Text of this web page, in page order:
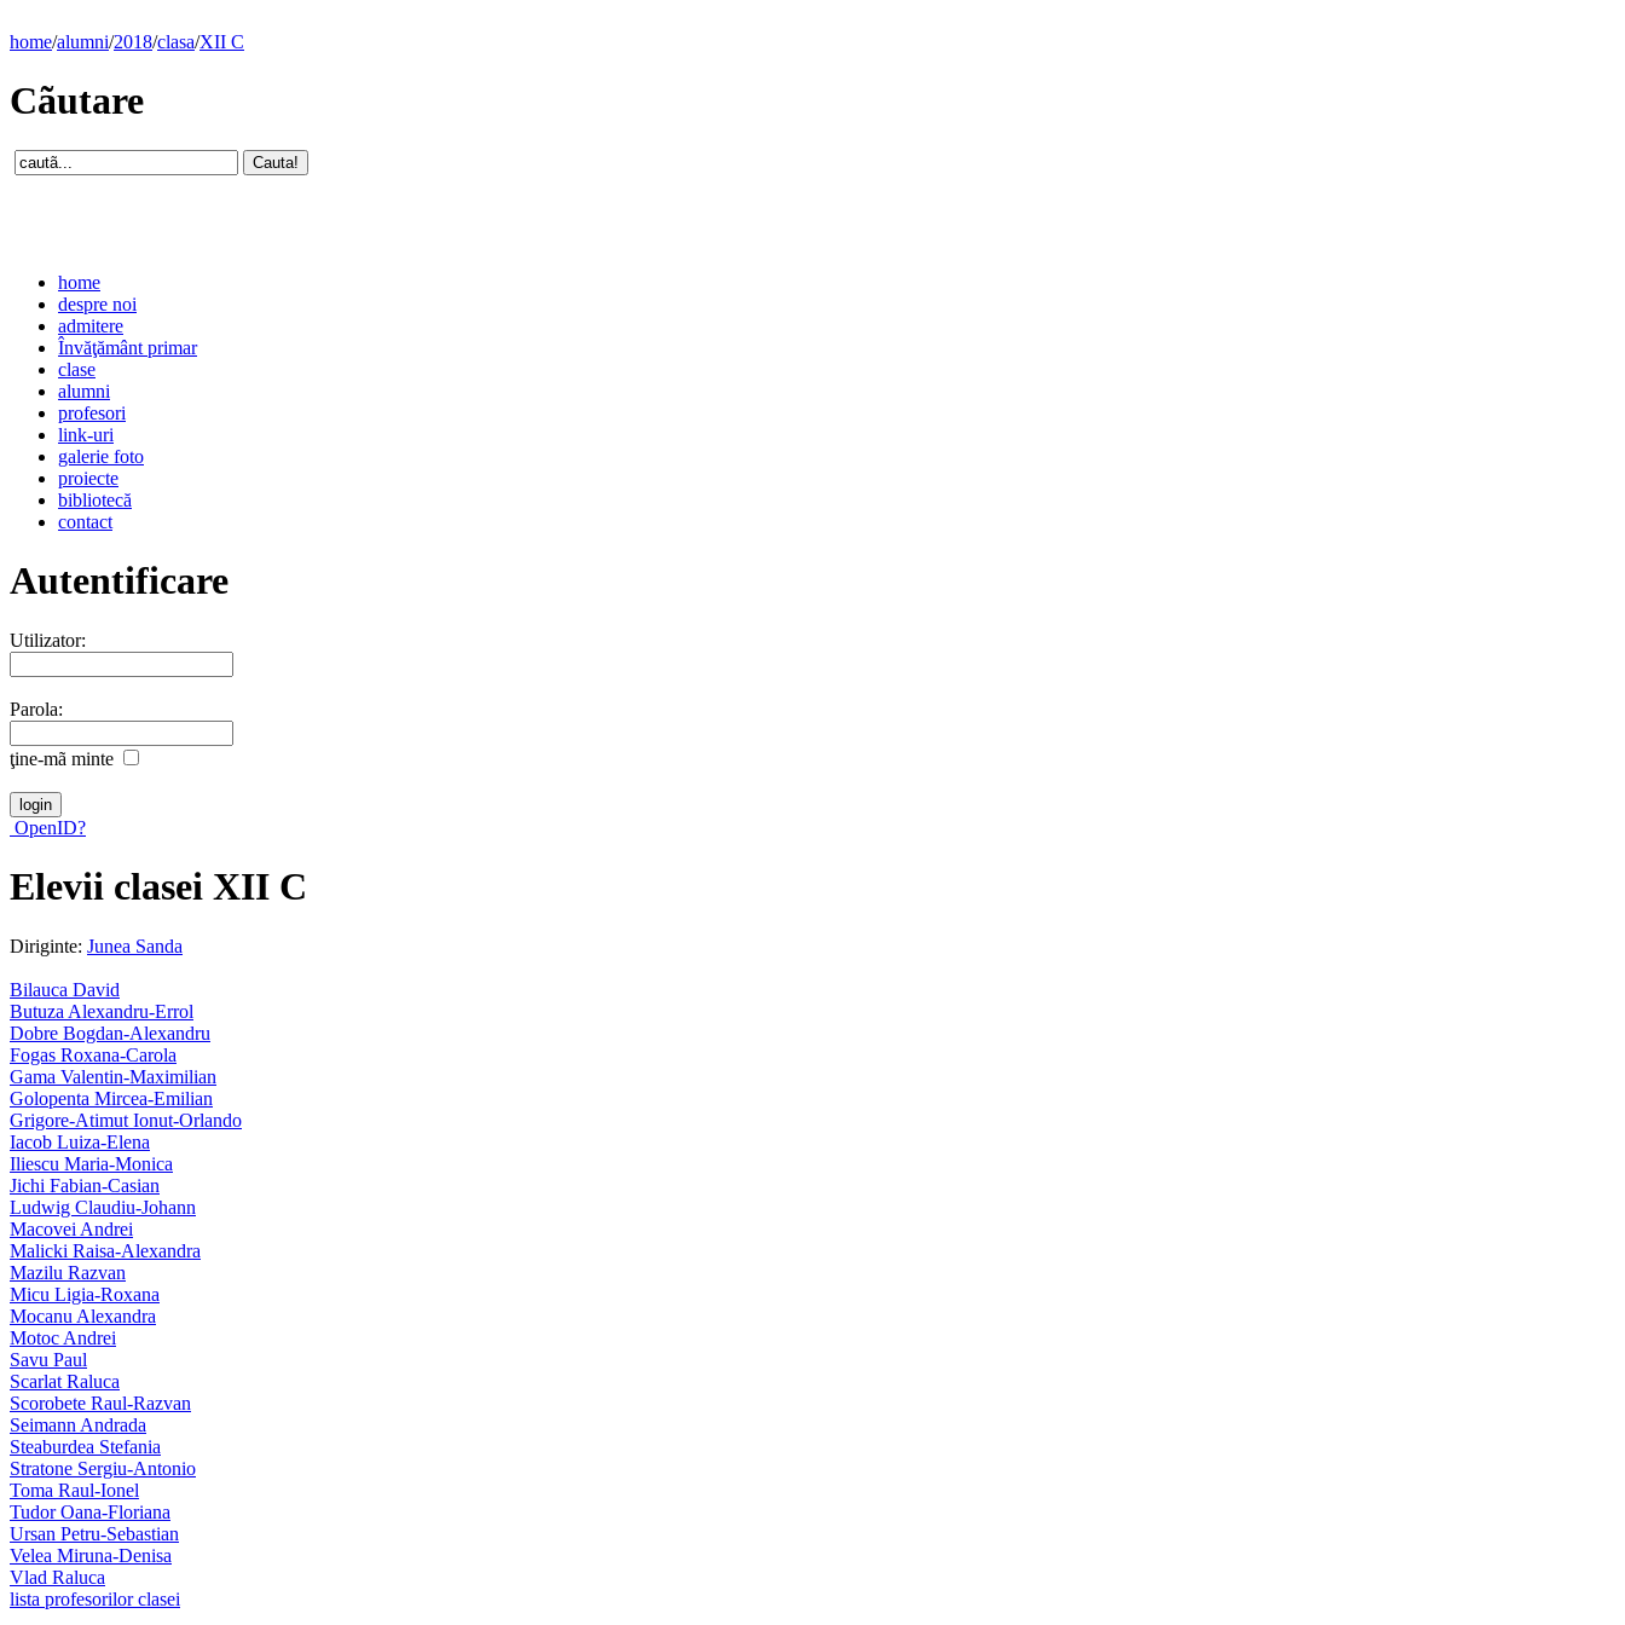
home/alumni/2018/clasa/XII C
Cãutare
home
despre noi
admitere
Învăţământ primar
clase
alumni
profesori
link-uri
galerie foto
proiecte
bibliotecă
contact
Autentificare
Utilizator:
Parola:
ţine-mã minte
OpenID?
Elevii clasei XII C
Diriginte: Junea Sanda
Bilauca David
Butuza Alexandru-Errol
Dobre Bogdan-Alexandru
Fogas Roxana-Carola
Gama Valentin-Maximilian
Golopenta Mircea-Emilian
Grigore-Atimut Ionut-Orlando
Iacob Luiza-Elena
Iliescu Maria-Monica
Jichi Fabian-Casian
Ludwig Claudiu-Johann
Macovei Andrei
Malicki Raisa-Alexandra
Mazilu Razvan
Micu Ligia-Roxana
Mocanu Alexandra
Motoc Andrei
Savu Paul
Scarlat Raluca
Scorobete Raul-Razvan
Seimann Andrada
Steaburdea Stefania
Stratone Sergiu-Antonio
Toma Raul-Ionel
Tudor Oana-Floriana
Ursan Petru-Sebastian
Velea Miruna-Denisa
Vlad Raluca
lista profesorilor clasei